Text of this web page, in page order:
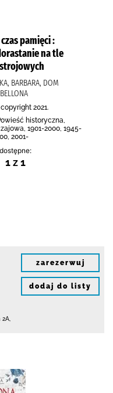
pamięci :
na tle
BARBARA, DOM
2021.
historyczna,
1901-2000, 1945-
2001-
dostępne:
1 z 1
2A
zarezerwuj
dodaj do listy